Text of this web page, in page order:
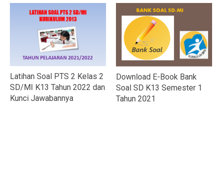
Latihan Soal PTS 2 Kelas 2
SD/MI K13 Tahun 2022 dan
Kunci Jawabannya
Download E-Book Bank
Soal SD K13 Semester 1
Tahun 2021